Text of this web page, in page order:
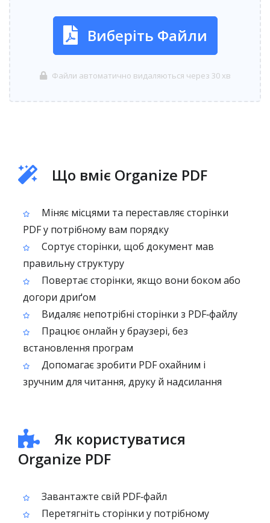
Виберіть Файли
Файли автоматично видаляються через 30 хв
Що вміє Organize PDF
Міняє місцями та переставляє сторінки
PDF у потрібному вам порядку
Сортує сторінки, щоб документ мав
правильну структуру
Повертає сторінки, якщо вони боком або
догори дриґом
Видаляє непотрібні сторінки з PDF‑файлу
Працює онлайн у браузері, без
встановлення програм
Допомагає зробити PDF охайним і
зручним для читання, друку й надсилання
Як користуватися
Organize PDF
Завантажте свій PDF‑файл
Перетягніть сторінки у потрібному